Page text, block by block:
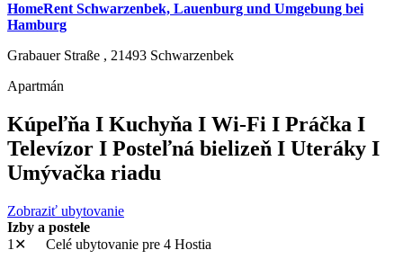
HomeRent Schwarzenbek, Lauenburg und Umgebung bei
Hamburg
Grabauer Straße , 21493 Schwarzenbek
Apartmán
Kúpeľňa I Kuchyňa I Wi-Fi I Práčka I
Televízor I Posteľná bielizeň I Uteráky I
Umývačka riadu
Zobraziť ubytovanie
Izby a postele
1✕
Celé ubytovanie pre 4 Hostia